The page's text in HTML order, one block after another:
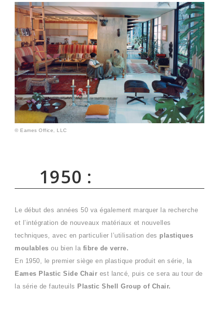
© Eames Office, LLC
1950 :
Le début des années 50 va également marquer la recherche
et l’intégration de nouveaux matériaux et nouvelles
techniques, avec en particulier l’utilisation des plastiques
moulables ou bien la fibre de verre.
En 1950, le premier siège en plastique produit en série, la
Eames Plastic Side Chair est lancé, puis ce sera au tour de
la série de fauteuils Plastic Shell Group of Chair.